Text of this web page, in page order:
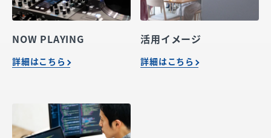
NOW PLAYING
詳細はこちら
活用イメージ
詳細はこちら